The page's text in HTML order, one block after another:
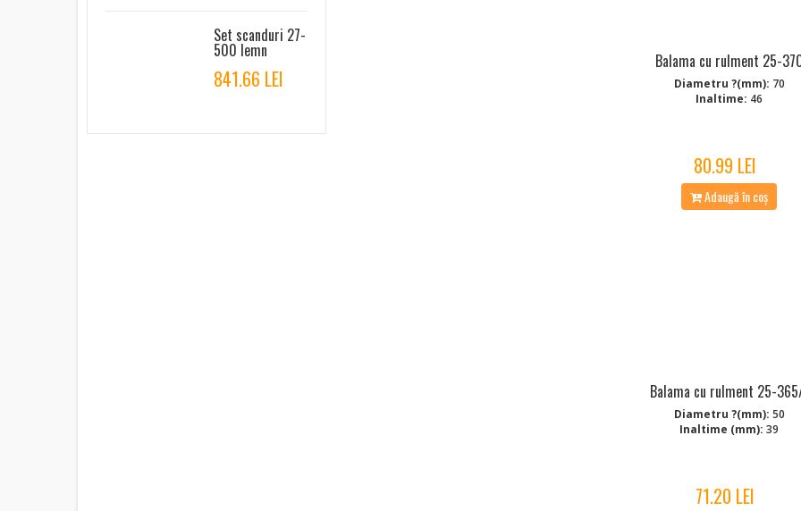
Balama cu rulment 25-
Diametru ?(mm): 70
Inaltime: 46
80.99 LEI
Adaugă în coș
Balama cu rulment 25-
Diametru ?(mm): 50
Inaltime (mm): 39
71.20 LEI
Set scanduri 27-
500 lemn
841.66 LEI